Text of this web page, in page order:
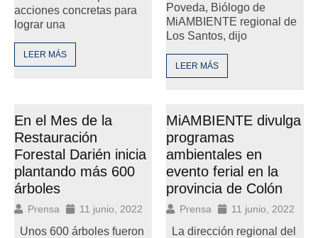
acciones concretas para
lograr una
LEER MÁS
Poveda, Biólogo de
MiAMBIENTE regional de
Los Santos, dijo
LEER MÁS
En el Mes de la
Restauración
Forestal Darién inicia
plantando más 600
árboles
Prensa 11 junio, 2022
Unos 600 árboles fueron
MiAMBIENTE divulga
programas
ambientales en
evento ferial en la
provincia de Colón
Prensa 11 junio, 2022
La dirección regional del